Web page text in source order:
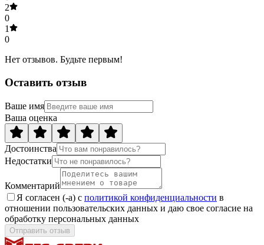
2
0
1
0
Нет отзывов. Будьте первым!
Оставить отзыв
Ваше имя
Ваша оценка
Достоинства
Недостатки
Комментарий
Я согласен (-а) с политикой конфиденциальности в
отношении пользовательских данных и даю свое согласие на
обработку персональных данных
Отправить отзыв